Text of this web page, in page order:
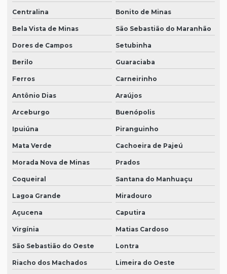
Centralina Bonito de Minas
Bela Vista de Minas São Sebastião do Maranhão
Dores de Campos Setubinha
Berilo Guaraciaba
Ferros Carneirinho
Antônio Dias Araújos
Arceburgo Buenópolis
Ipuiúna Piranguinho
Mata Verde Cachoeira de Pajeú
Morada Nova de Minas Prados
Coqueiral Santana do Manhuaçu
Lagoa Grande Miradouro
Açucena Caputira
Virgínia Matias Cardoso
São Sebastião do Oeste Lontra
Riacho dos Machados Limeira do Oeste